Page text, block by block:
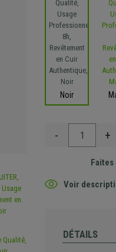
Noir
- +
Voir
DÉTAILS